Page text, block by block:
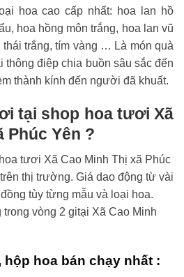
hoa cao cấp nhất: hoa lan hồ
hoa hồng môn trắng, hoa lan vũ
trắng, tím vàng … Là món quà
thông điệp chia buồn sâu sắc đến
thành kính đến người đã khuất.
tại shop hoa tươi Xã
Phúc Yên ?
tươi Xã Cao Minh Thị xã Phúc
thị trường. Giá dao động từ vài
tùy từng mẫu và loại hoa.
vòng 2 gitại Xã Cao Minh
hộp hoa bán chạy nhất :